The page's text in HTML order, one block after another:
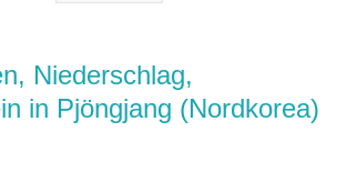
Niederschlag,
in Pjöngjang (Nordkorea)